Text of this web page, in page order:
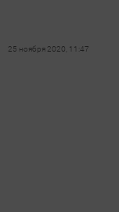
25 ноября 2020, 11:47